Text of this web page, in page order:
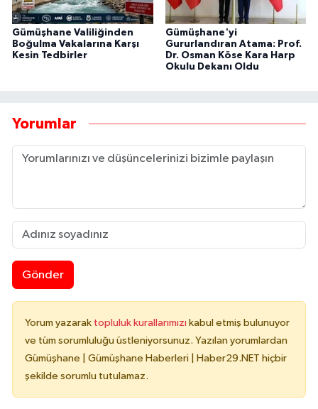
Gümüşhane Valiliğinden
Boğulma Vakalarına Karşı
Kesin Tedbirler
Gümüşhane'yi
Gururlandıran Atama: Prof.
Dr. Osman Köse Kara Harp
Okulu Dekanı Oldu
Yorumlar
Gönder
Yorum yazarak topluluk kurallarımızı kabul etmiş bulunuyor
ve tüm sorumluluğu üstleniyorsunuz. Yazılan yorumlardan
Gümüşhane | Gümüşhane Haberleri | Haber29.NET hiçbir
şekilde sorumlu tutulamaz.